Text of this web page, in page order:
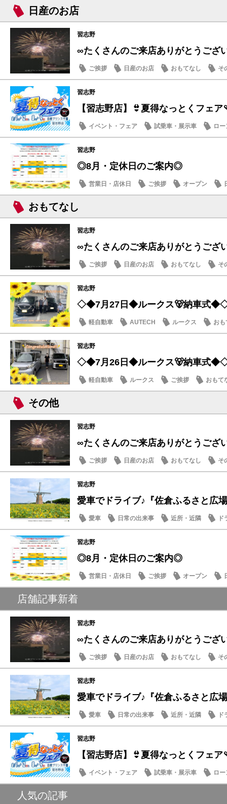
日産のお店
習志野
∞たくさんのご来店ありがとうござ
ご挨拶 日産のお店 おもてなし そ
習志野
【習志野店】👙夏得なっとくフェ
イベント・フェア 試乗車・展示車
ロー
日産のお店
習志野
◎8月・定休日のご案内◎
営業日・店休日 ご挨拶 オープン
おもてなし
習志野
∞たくさんのご来店ありがとうござ
ご挨拶 日産のお店 おもてなし そ
習志野
◇◆7月27日◆ルークス🐻納車式
軽自動車 AUTECH ルークス おも
習志野
◇◆7月26日◆ルークス🐻納車式
軽自動車 ルークス ご挨拶 おもて
その他
習志野
∞たくさんのご来店ありがとうござ
ご挨拶 日産のお店 おもてなし そ
習志野
愛車でドライブ♪『佐倉ふるさと広
愛車 日常の出来事 近所・近隣
習志野
◎8月・定休日のご案内◎
営業日・店休日 ご挨拶 オープン
店舗記事新着
習志野
∞たくさんのご来店ありがとうござ
ご挨拶 日産のお店 おもてなし そ
習志野
愛車でドライブ♪『佐倉ふるさと広
愛車 日常の出来事 近所・近隣
習志野
【習志野店】👙夏得なっとくフェ
イベント・フェア 試乗車・展示車
ロー
日産のお店
人気の記事